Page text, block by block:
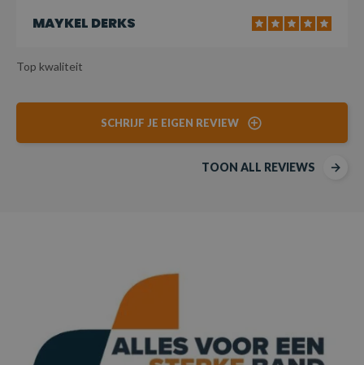
MAYKEL DERKS
Top kwaliteit
SCHRIJF JE EIGEN REVIEW
TOON ALL REVIEWS